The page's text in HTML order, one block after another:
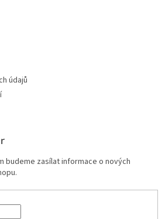
údajů
budeme zasílat informace o nových